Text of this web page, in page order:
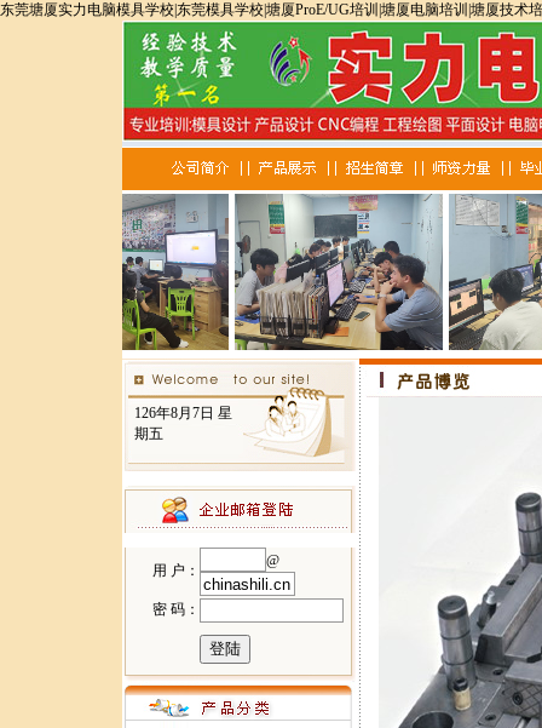
东莞塘厦实力电脑模具学校|东莞模具学校|塘厦ProE/UG培训|塘厦电脑培训|塘厦技术
126年8月7日 星
期五
用 户：
@
密 码：